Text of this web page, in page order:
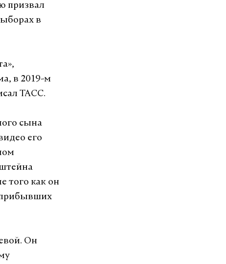
призвал
в
в 2019-м
ТАСС.
сына
его
того как он
прибывших
Он